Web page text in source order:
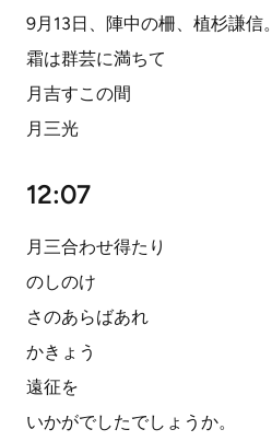
9月13日、陣中の柵、植杉謙信。
霜は群芸に満ちて
月吉すこの間
月三光
12:07
月三合わせ得たり
のしのけ
さのあらばあれ
かきょう
遠征を
いかがでしたでしょうか。